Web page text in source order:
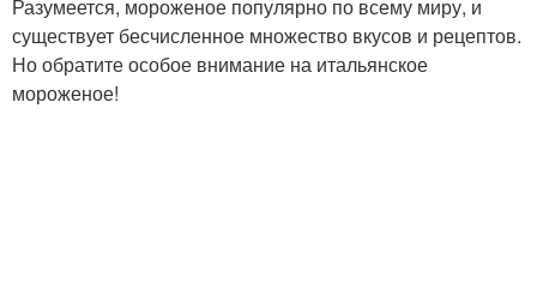
Разумеется, мороженое популярно по всему миру, и
существует бесчисленное множество вкусов и рецептов.
Но обратите особое внимание на итальянское
мороженое!